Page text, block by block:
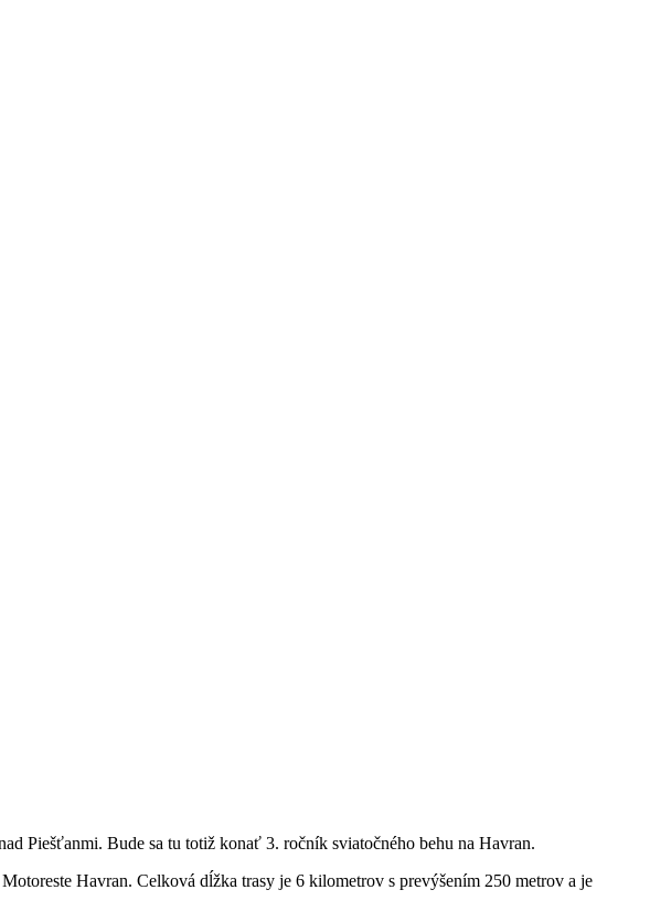
Piešťanmi. Bude sa tu totiž konať 3. ročník sviatočného behu na Havran.
Havran. Celková dĺžka trasy je 6 kilometrov s prevýšením 250 metrov a je